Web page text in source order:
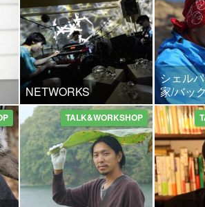
NETWORKS
シェル
家/バッ
TALK&WORKSHOP